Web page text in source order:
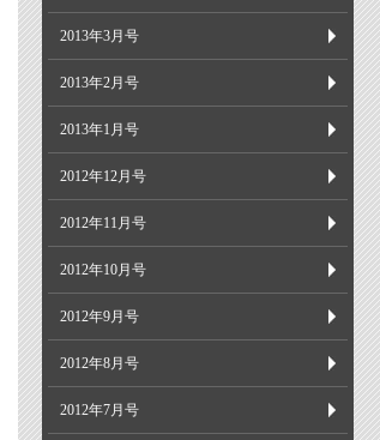
2013年3月号
2013年2月号
2013年1月号
2012年12月号
2012年11月号
2012年10月号
2012年9月号
2012年8月号
2012年7月号